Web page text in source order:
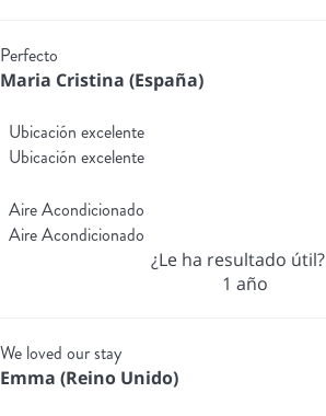
Perfecto
Maria Cristina (España)
Ubicación excelente
Ubicación excelente
Aire Acondicionado
Aire Acondicionado
¿Le ha resultado útil?
1 año
We loved our stay
Emma (Reino Unido)